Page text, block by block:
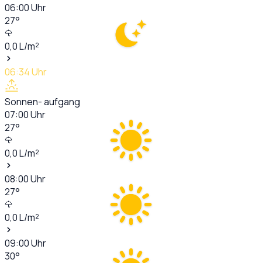
06:00Uhr
27°
0,0L/m²
06:34Uhr
Sonnen- aufgang
07:00Uhr
27°
0,0L/m²
08:00Uhr
27°
0,0L/m²
09:00Uhr
30°